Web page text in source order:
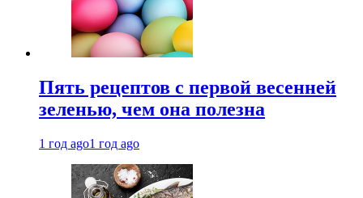
Пять рецептов с первой весенней
зеленью, чем она полезна
1 год ago1 год ago